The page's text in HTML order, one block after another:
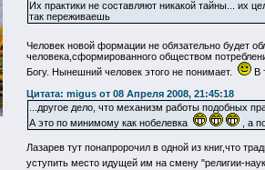
Их практики не составляют никакой тайны... их
так переживаешь
Человек новой формации не обязательно будет
человека,сформированного обществом
Богу. Нынешний человек этого не понимает.
В
Цитата: migus от 08 Апреля 2008, 21:45:18
...другое дело, что механизм работы подобных
А это по минимому как нобелевка
, а
Лазарев тут понапророчил в одной из книг,что
уступить место идущей им на смену "религии-